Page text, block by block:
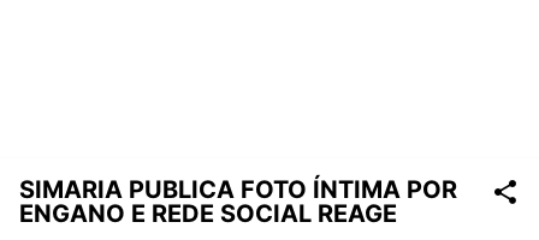
SIMARIA PUBLICA FOTO ÍNTIMA POR
ENGANO E REDE SOCIAL REAGE